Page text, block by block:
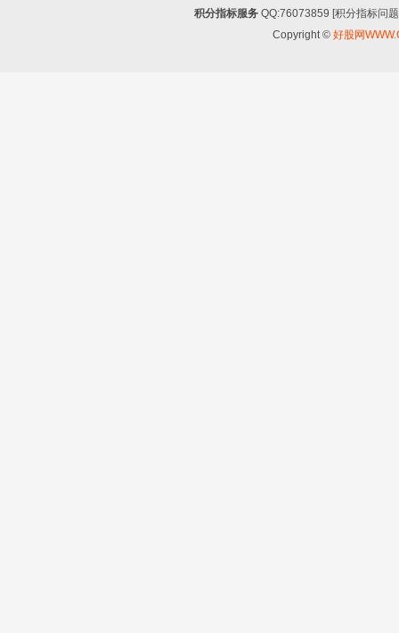
积分指标服务 QQ:76073859 [积分指标问
Copyright © 好股网